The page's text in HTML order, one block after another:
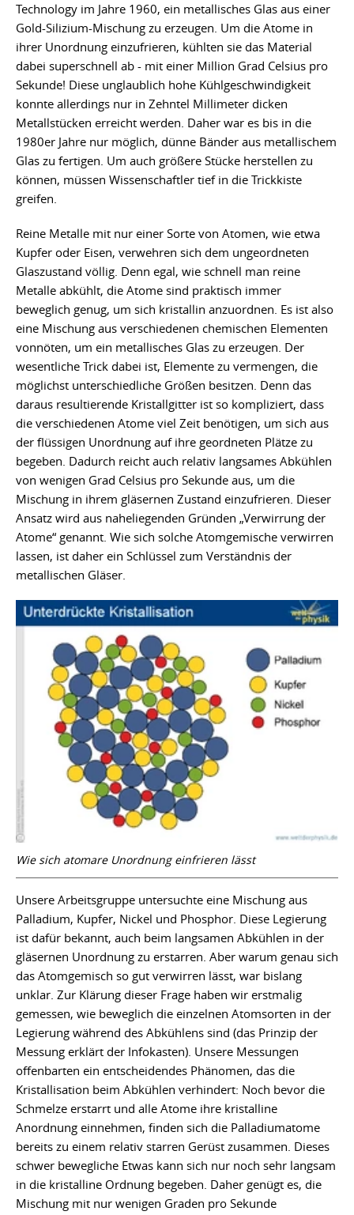
Technology im Jahre 1960, ein metallisches Glas aus einer
Gold-Silizium-Mischung zu erzeugen. Um die Atome in
ihrer Unordnung einzufrieren, kühlten sie das Material
dabei superschnell ab - mit einer Million Grad Celsius pro
Sekunde! Diese unglaublich hohe Kühlgeschwindigkeit
konnte allerdings nur in Zehntel Millimeter dicken
Metallstücken erreicht werden. Daher war es bis in die
1980er Jahre nur möglich, dünne Bänder aus metallischem
Glas zu fertigen. Um auch größere Stücke herstellen zu
können, müssen Wissenschaftler tief in die Trickkiste
greifen.
Reine Metalle mit nur einer Sorte von Atomen, wie etwa
Kupfer oder Eisen, verwehren sich dem ungeordneten
Glaszustand völlig. Denn egal, wie schnell man reine
Metalle abkühlt, die Atome sind praktisch immer
beweglich genug, um sich kristallin anzuordnen. Es ist also
eine Mischung aus verschiedenen chemischen Elementen
vonnöten, um ein metallisches Glas zu erzeugen. Der
wesentliche Trick dabei ist, Elemente zu vermengen, die
möglichst unterschiedliche Größen besitzen. Denn das
daraus resultierende Kristallgitter ist so kompliziert, dass
die verschiedenen Atome viel Zeit benötigen, um sich aus
der flüssigen Unordnung auf ihre geordneten Plätze zu
begeben. Dadurch reicht auch relativ langsames Abkühlen
von wenigen Grad Celsius pro Sekunde aus, um die
Mischung in ihrem gläsernen Zustand einzufrieren. Dieser
Ansatz wird aus naheliegenden Gründen „Verwirrung der
Atome“ genannt. Wie sich solche Atomgemische verwirren
lassen, ist daher ein Schlüssel zum Verständnis der
metallischen Gläser.
Wie sich atomare Unordnung einfrieren lässt
Unsere Arbeitsgruppe untersuchte eine Mischung aus
Palladium, Kupfer, Nickel und Phosphor. Diese Legierung
ist dafür bekannt, auch beim langsamen Abkühlen in der
gläsernen Unordnung zu erstarren. Aber warum genau sich
das Atomgemisch so gut verwirren lässt, war bislang
unklar. Zur Klärung dieser Frage haben wir erstmalig
gemessen, wie beweglich die einzelnen Atomsorten in der
Legierung während des Abkühlens sind (das Prinzip der
Messung erklärt der Infokasten). Unsere Messungen
offenbarten ein entscheidendes Phänomen, das die
Kristallisation beim Abkühlen verhindert: Noch bevor die
Schmelze erstarrt und alle Atome ihre kristalline
Anordnung einnehmen, finden sich die Palladiumatome
bereits zu einem relativ starren Gerüst zusammen. Dieses
schwer bewegliche Etwas kann sich nur noch sehr langsam
in die kristalline Ordnung begeben. Daher genügt es, die
Mischung mit nur wenigen Graden pro Sekunde